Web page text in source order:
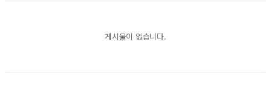
게시물이 없습니다.